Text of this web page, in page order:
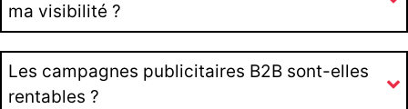
ma visibilité ?
Les campagnes publicitaires B2B sont-elles
rentables ?